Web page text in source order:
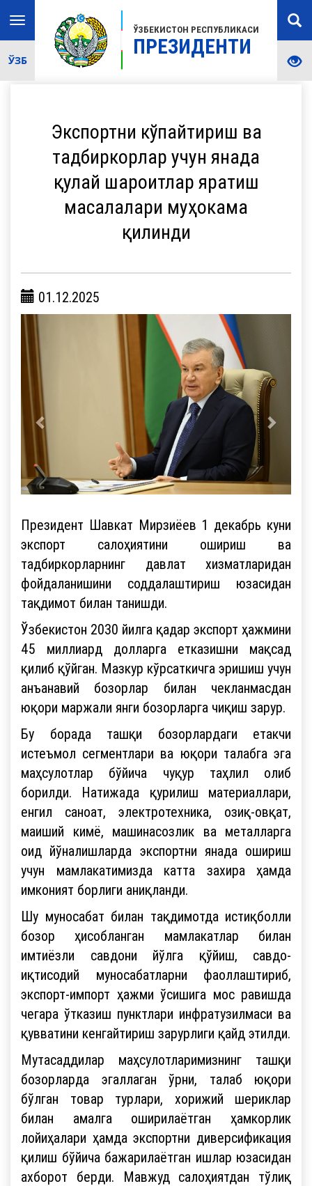
ЎЗБЕКИСТОН РЕСПУБЛИКАСИ
ПРЕЗИДЕНТИ
Toggle
navigation
ЎЗБ
Экспортни кўпайтириш ва
тадбиркорлар учун янада
қулай шароитлар яратиш
масалалари муҳокама
қилинди
01.12.2025
Президент Шавкат Мирзиёев 1 декабрь куни
экспорт салоҳиятини ошириш ва
тадбиркорларнинг давлат хизматларидан
фойдаланишини соддалаштириш юзасидан
тақдимот билан танишди.
Ўзбекистон 2030 йилга қадар экспорт ҳажмини
45 миллиард долларга етказишни мақсад
қилиб қўйган. Мазкур кўрсаткичга эришиш учун
анъанавий бозорлар билан чекланмасдан
юқори маржали янги бозорларга чиқиш зарур.
Бу борада ташқи бозорлардаги етакчи
истеъмол сегментлари ва юқори талабга эга
маҳсулотлар бўйича чуқур таҳлил олиб
борилди. Натижада қурилиш материаллари,
енгил саноат, электротехника, озиқ-овқат,
маиший кимё, машинасозлик ва металларга
оид йўналишларда экспортни янада ошириш
учун мамлакатимизда катта захира ҳамда
имконият борлиги аниқланди.
Шу муносабат билан тақдимотда истиқболли
бозор ҳисобланган мамлакатлар билан
имтиёзли савдони йўлга қўйиш, савдо-
иқтисодий муносабатларни фаоллаштириб,
экспорт-импорт ҳажми ўсишига мос равишда
чегара ўтказиш пунктлари инфратузилмаси ва
қувватини кенгайтириш зарурлиги қайд этилди.
Мутасаддилар маҳсулотларимизнинг ташқи
бозорларда эгаллаган ўрни, талаб юқори
бўлган товар турлари, хорижий шериклар
билан амалга оширилаётган ҳамкорлик
лойиҳалари ҳамда экспортни диверсификация
қилиш бўйича бажарилаётган ишлар юзасидан
ахборот берди. Мавжуд салоҳиятдан тўлиқ